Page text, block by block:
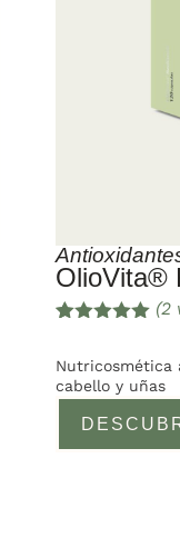
OlioVita®
5 en base
a
s de
(2
Nutricosmética
cabello y uñas